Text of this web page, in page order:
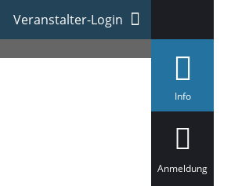
Veranstalter-Login
Infoa
ä
Anmeldung